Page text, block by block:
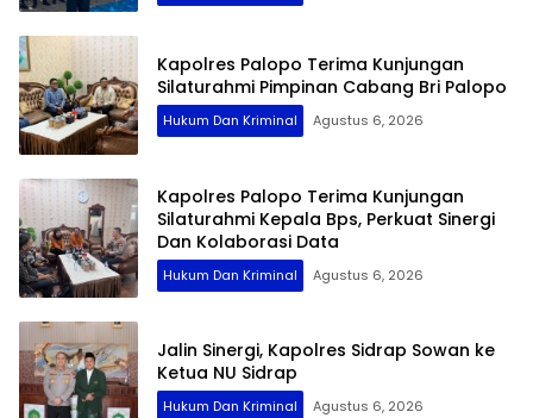
Kapolres Palopo Terima Kunjungan
Silaturahmi Pimpinan Cabang Bri Palopo
Hukum Dan Kriminal Agustus 6, 2026
Kapolres Palopo Terima Kunjungan
Silaturahmi Kepala Bps, Perkuat Sinergi
Dan Kolaborasi Data
Hukum Dan Kriminal Agustus 6, 2026
Jalin Sinergi, Kapolres Sidrap Sowan ke
Ketua NU Sidrap
Hukum Dan Kriminal Agustus 6, 2026